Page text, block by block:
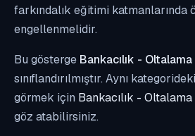
farkındalık eğitimi
engellenmelidir.
Bu gösterge Bankacılık - Oltalama
sınıflandırılmıştır. Aynı
görmek için Bankacılık -
göz atabilirsiniz.